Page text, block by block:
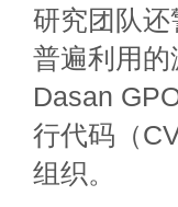
研究团队还
普遍利用的
Dasan
行代码（
组织。